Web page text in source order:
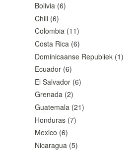
Bolivia (6)
Chili (6)
Colombia (11)
Costa Rica (6)
Dominicaanse Republiek (1)
Ecuador (6)
El Salvador (6)
Grenada (2)
Guatemala (21)
Honduras (7)
Mexico (6)
Nicaragua (5)